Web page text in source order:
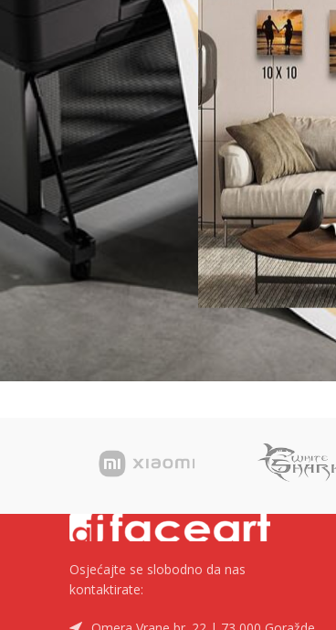
Osjećajte se slobodno da nas
kontaktirate: